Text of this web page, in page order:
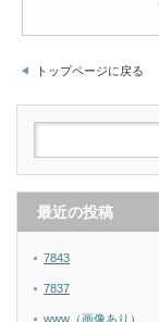
トップページに戻る
最近の投稿
7843
7837
www（画像あり）